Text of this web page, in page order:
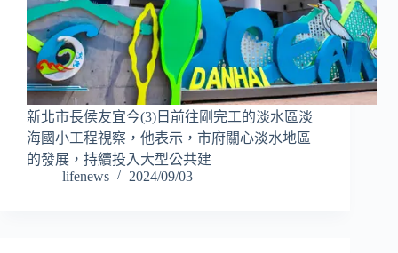
新北市長侯友宜今(3)日前往剛完工的淡水區淡
海國小工程視察，他表示，市府關心淡水地區
的發展，持續投入大型公共建
lifenews
2024/09/03